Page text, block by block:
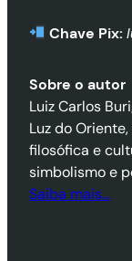
Chave Pix:
Sobre o autor
Luiz Carlos
Luz do
filosófica e
simbolismo e
Saiba mais…